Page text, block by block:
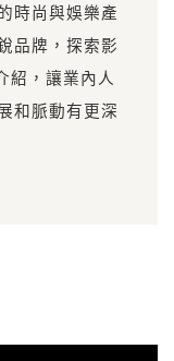
時尚與娛樂產
品牌，探索影
紹，讓業內人
和脈動有更深